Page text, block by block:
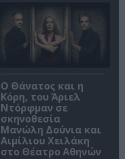
Ο Θάνατος και η
Κόρη, του Άριελ
Ντόρφμαν σε
σκηνοθεσία
Μανώλη Δούνια και
Αιμίλιου Χειλάκη
στο Θέατρο Αθηνών